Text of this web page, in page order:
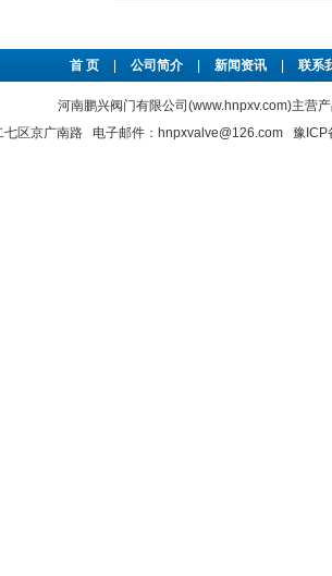
首 页 公司简介 新闻资讯 联系
河南鹏兴阀门有限公司(www.hnpxv.com)主营
七区京广南路 电子邮件：hnpxvalve@126.com 豫ICP